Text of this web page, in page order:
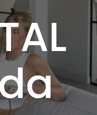
Talent Management
DIPLOMATURA en
Moda Histórica
Historia del Mueble
Historia del Mueble
Antiguo